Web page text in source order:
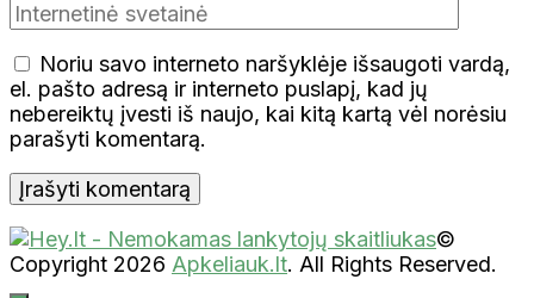
Noriu savo interneto naršyklėje išsaugoti vardą,
el. pašto adresą ir interneto puslapį, kad jų
nebereiktų įvesti iš naujo, kai kitą kartą vėl norėsiu
parašyti komentarą.
©
Copyright 2026 Apkeliauk.lt. All Rights Reserved.